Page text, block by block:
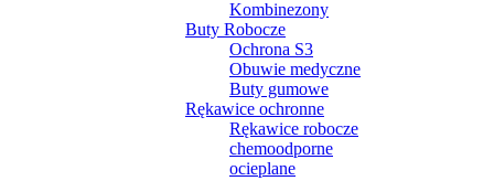
Kombinezony
Buty Robocze
Ochrona S3
Obuwie medyczne
Buty gumowe
Rękawice ochronne
Rękawice robocze
chemoodporne
ocieplane